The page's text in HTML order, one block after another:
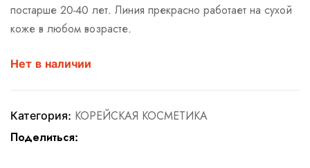
постарше 20-40 лет. Линия прекрасно работает на сухой
коже в любом возрасте.
Нет в наличии
Категория: КОРЕЙСКАЯ КОСМЕТИКА
Поделиться: